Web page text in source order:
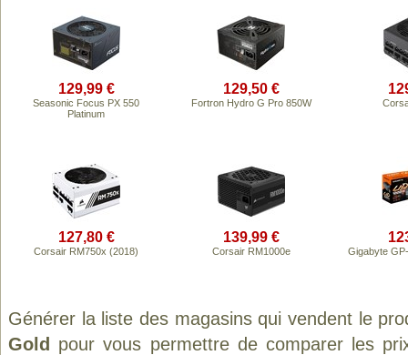
129,99 €
Seasonic Focus PX 550
Platinum
129,50 €
Fortron Hydro G Pro 850W
127,80 €
Corsair RM750x (2018)
139,99 €
Corsair RM1000e Gigabyte
Générer la liste des magasins qui vendent le
Gold
pour vous permettre de comparer les